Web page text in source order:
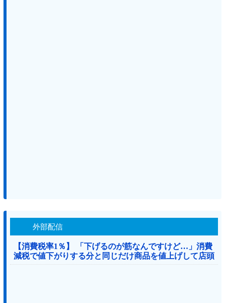
外部配信
【消費税率1％】 「下げるのが筋なんですけど…」消費
減税で値下がりする分と同じだけ商品を値上げして店頭
価格を変えない店も